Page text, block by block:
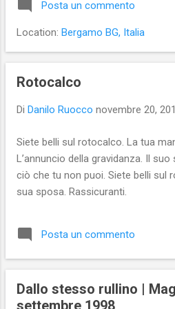
loro contenuti: è
sono disposti a
certo...
Posta un commento
Location: Bergamo BG, Italia
Rotocalco
Di Danilo Ruocco novembre 20,
Siete belli sul rotocalco. La tua
L’annuncio della gravidanza. Il
ciò che tu non puoi. Siete belli sul
sua sposa. Rassicuranti.
Posta un commento
Dallo stesso rullino |
settembre 1998